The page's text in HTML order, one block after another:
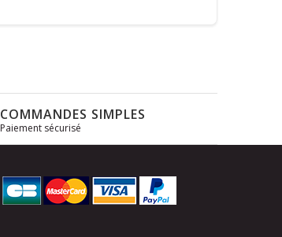
COMMANDES SIMPLES
Paiement sécurisé